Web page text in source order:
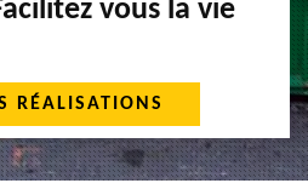
vous la vie
RÉALISATIONS